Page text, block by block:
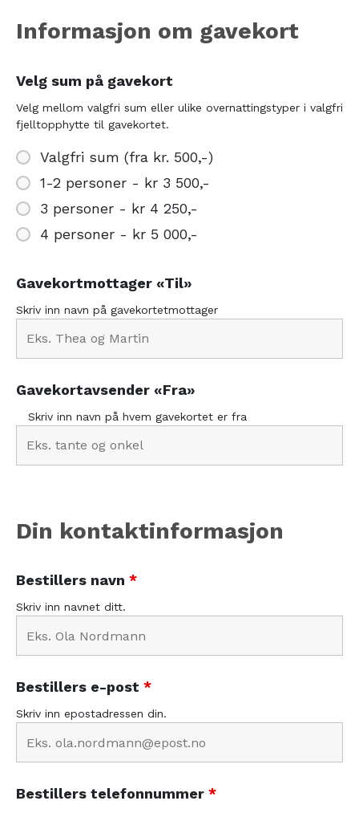
Informasjon om gavekort
Velg sum på gavekort
Valgfri sum (fra kr. 500,-)
1-2 personer - kr 3 500,-
3 personer - kr 4 250,-
4 personer - kr 5 000,-
Velg mellom valgfri sum eller ulike overnattingstyper i valgfri
fjelltopphytte til gavekortet.
Gavekortmottager «Til»
Skriv inn navn på gavekortetmottager
Gavekortavsender «Fra»
Skriv inn navn på hvem gavekortet er fra
Din kontaktinformasjon
Bestillers navn *
Skriv inn navnet ditt.
Bestillers e-post *
Skriv inn epostadressen din.
Bestillers telefonnummer *